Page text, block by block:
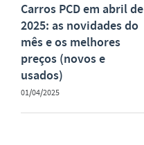
Carros PCD em abril de
2025: as novidades do
mês e os melhores
preços (novos e
usados)
01/04/2025